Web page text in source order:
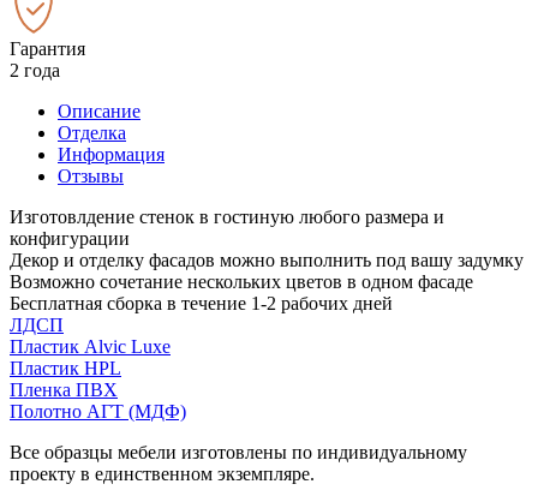
Гарантия
2 года
Описание
Отделка
Информация
Отзывы
Изготовлдение стенок в гостиную любого размера и
конфигурации
Декор и отделку фасадов можно выполнить под вашу задумку
Возможно сочетание нескольких цветов в одном фасаде
Бесплатная сборка в течение 1-2 рабочих дней
ЛДСП
Пластик Alvic Luxe
Пластик HPL
Пленка ПВХ
Полотно АГТ (МДФ)
Все образцы мебели изготовлены по индивидуальному
проекту в единственном экземпляре.